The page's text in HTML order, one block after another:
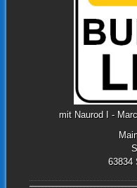
mit Naurod I -
63834